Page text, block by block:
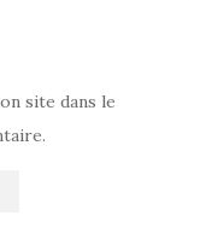
site dans le